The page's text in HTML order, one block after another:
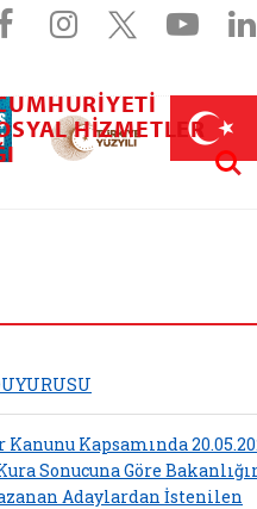
Facebook
Instagram
X
açılır)
(yeni sekmede açılır)
Darülaceze bağış sayfası (yeni
HIZMETLER
Kapsamında
Sonucuna Göre
Adaylardan İstenilen